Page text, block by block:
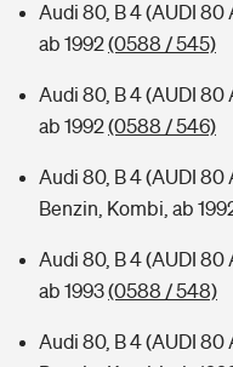
Audi 80, B 4 (AUDI 80
ab 1992(0588 / 545)
Audi 80, B 4 (AUDI 80
ab 1992(0588 / 546)
Audi 80, B 4 (AUDI 80
Benzin, Kombi, ab
Audi 80, B 4 (AUDI 80
ab 1993(0588 / 548)
Audi 80, B 4 (AUDI 80